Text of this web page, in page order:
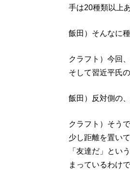
手は20種類以上
飯田）そんなに
クラフト）今回
そして習近平氏
飯田）反対側の
クラフト）そう
少し距離を置い
「友達だ」とい
まっているわけで